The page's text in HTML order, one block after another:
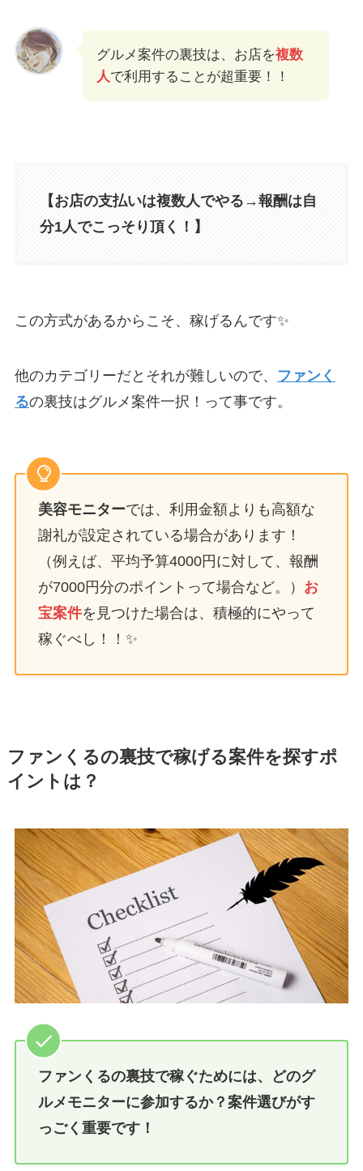
グルメ案件の裏技は、お店を複数
人で利用することが超重要！！
【お店の支払いは複数人でやる→報酬は自
分1人でこっそり頂く！】
この方式があるからこそ、稼げるんです✨
他のカテゴリーだとそれが難しいので、
ファンく
るの裏技はグルメ案件一択！って事です。
美容モニターでは、利用金額よりも高額な
謝礼が設定されている場合があります！
（例えば、平均予算4000円に対して、報酬
が7000円分のポイントって場合など。） お
宝案件を見つけた場合は、積極的にやって
稼ぐべし！！✨
ファンくるの裏技で稼げる案件を探すポ
イントは？
ファンくるの裏技で稼ぐためには、どのグ
ルメモニターに参加するか？案件選びがす
っごく重要です！